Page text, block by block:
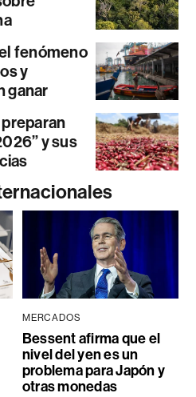
fenómeno
y
ganar
y sus
MERCADOS
Bessent afirma que el
nivel del yen es un
problema para Japón y
otras monedas